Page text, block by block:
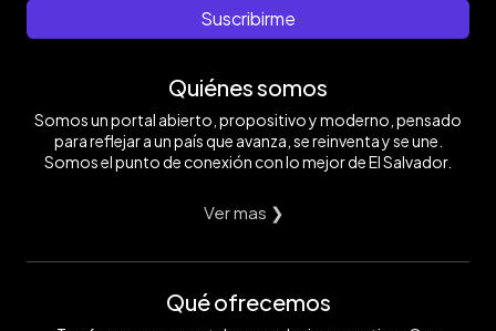
Suscribirme
Quiénes somos
Somos un portal abierto, propositivo y moderno, pensado
para reflejar a un país que avanza, se reinventa y se une.
Somos el punto de conexión con lo mejor de El Salvador.
Ver mas ❯
Qué ofrecemos